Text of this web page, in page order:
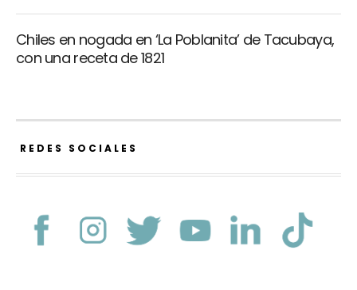
Chiles en nogada en ‘La Poblanita’ de Tacubaya,
con una receta de 1821
REDES SOCIALES